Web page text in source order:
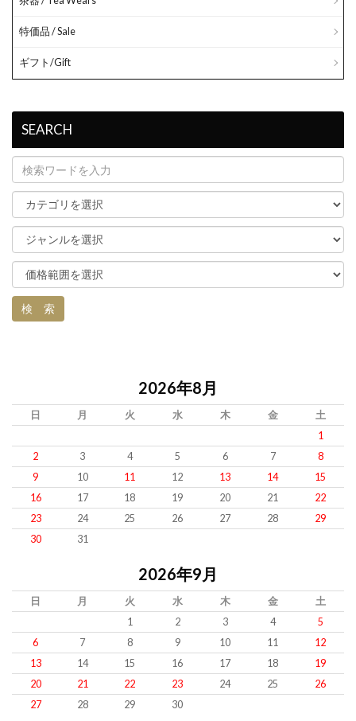
特価品 / Sale
ギフト/Gift
SEARCH
2026年8月
日 月 火 水 木 金
土
1
2
3 4 5 6 7
8
9
10 11 12 13 14
15
16
17 18 19 20 21
22
23
24 25 26 27 28
29
30
31
2026年9月
日 月 火 水 木 金
土
1
2 3 4
5
6
7 8 9 10 11
12
13
14 15 16 17 18
19
20
21 22 23 24 25
26
27
28 29 30